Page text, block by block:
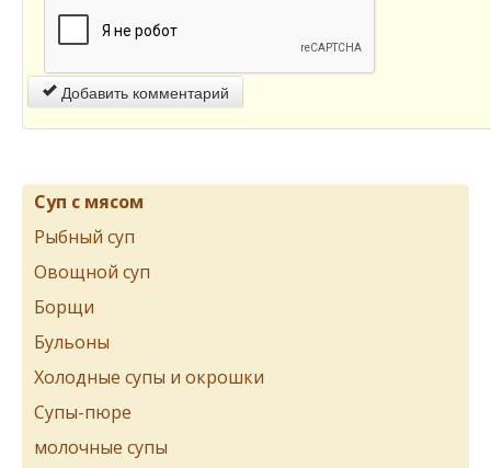
Добавить комментарий
Суп с мясом
Рыбный суп
Овощной суп
Борщи
Бульоны
Холодные супы и окрошки
Супы-пюре
молочные супы